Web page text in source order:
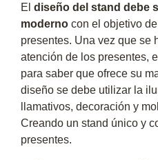
El diseño del stand debe
moderno con el objetivo
presentes. Una vez que se
atención de los presentes,
para saber que ofrece su
diseño se debe utilizar la
llamativos, decoración y
Creando un stand único y
presentes.